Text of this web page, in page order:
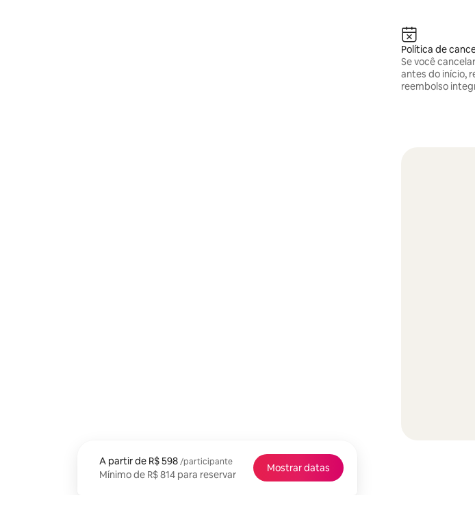
A partir de R$ 598 /participante
A partir de R$ 598 por participante
Mínimo de R$ 814 para reservar
Mostrar datas
Política de
Se você
antes do início,
reembolso